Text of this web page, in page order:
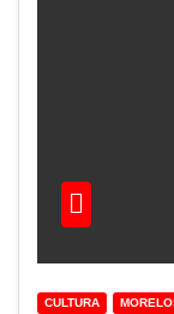
CULTURA